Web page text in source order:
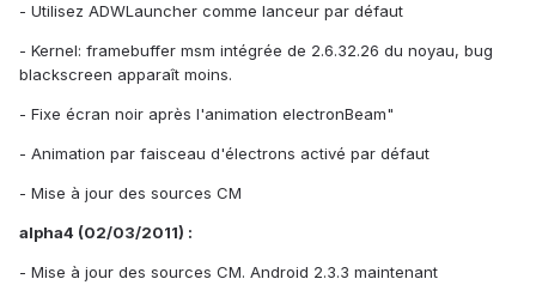
- Utilisez ADWLauncher comme lanceur par défaut
- Kernel: framebuffer msm intégrée de 2.6.32.26 du noyau, bug
blackscreen apparaît moins.
- Fixe écran noir après l'animation electronBeam"
- Animation par faisceau d'électrons activé par défaut
- Mise à jour des sources CM
alpha4 (02/03/2011) :
- Mise à jour des sources CM. Android 2.3.3 maintenant